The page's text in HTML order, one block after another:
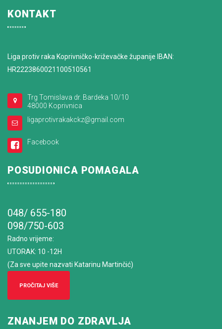
KONTAKT
Liga protiv raka Koprivničko-križevačke županije IBAN:
HR2223860021100510561
Trg Tomislava dr. Bardeka 10/10
48000 Koprivnica
ligaprotivrakakckz@gmail.com
Facebook
POSUDIONICA POMAGALA
048/ 655-180
098/750-603
Radno vrijeme:
UTORAK: 10 -12H
(Za sve upite nazvati Katarinu Martinčić)
PROČITAJ VIŠE
ZNANJEM DO ZDRAVLJA